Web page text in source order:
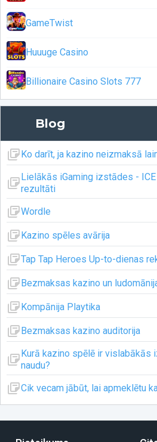
GameTwist
Huuuge Casino
Billionaire Casino Slots 777
Blog
Ko darīt, ja kazino neizmaksā
Lielākās iGaming izstādes -
rezultāti
Wordle
Kazino spēles avārija
Tap Tap Heroes Up-to-dienas
Bezmaksas kazino un
Kompānija Playtika
Bezmaksas kazino auditorija
Kurā kazino spēlē ir vislabākās
naudu?
Cik vecam jābūt, lai apmeklētu